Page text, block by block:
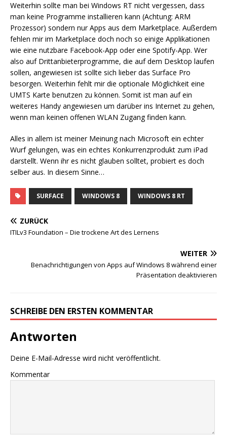
Weiterhin sollte man bei Windows RT nicht vergessen, dass
man keine Programme installieren kann (Achtung: ARM
Prozessor) sondern nur Apps aus dem Marketplace. Außerdem
fehlen mir im Marketplace doch noch so einige Applikationen
wie eine nutzbare Facebook-App oder eine Spotify-App. Wer
also auf Drittanbieterprogramme, die auf dem Desktop laufen
sollen, angewiesen ist sollte sich lieber das Surface Pro
besorgen. Weiterhin fehlt mir die optionale Möglichkeit eine
UMTS Karte benutzen zu können. Somit ist man auf ein
weiteres Handy angewiesen um darüber ins Internet zu gehen,
wenn man keinen offenen WLAN Zugang finden kann.
Alles in allem ist meiner Meinung nach Microsoft ein echter
Wurf gelungen, was ein echtes Konkurrenzprodukt zum iPad
darstellt. Wenn ihr es nicht glauben solltet, probiert es doch
selber aus. In diesem Sinne…
SURFACE WINDOWS 8 WINDOWS 8 RT
ZURÜCK
ITILv3 Foundation – Die trockene Art des Lernens
WEITER
Benachrichtigungen von Apps auf Windows 8 während einer
Präsentation deaktivieren
SCHREIBE DEN ERSTEN KOMMENTAR
Antworten
Deine E-Mail-Adresse wird nicht veröffentlicht.
Kommentar